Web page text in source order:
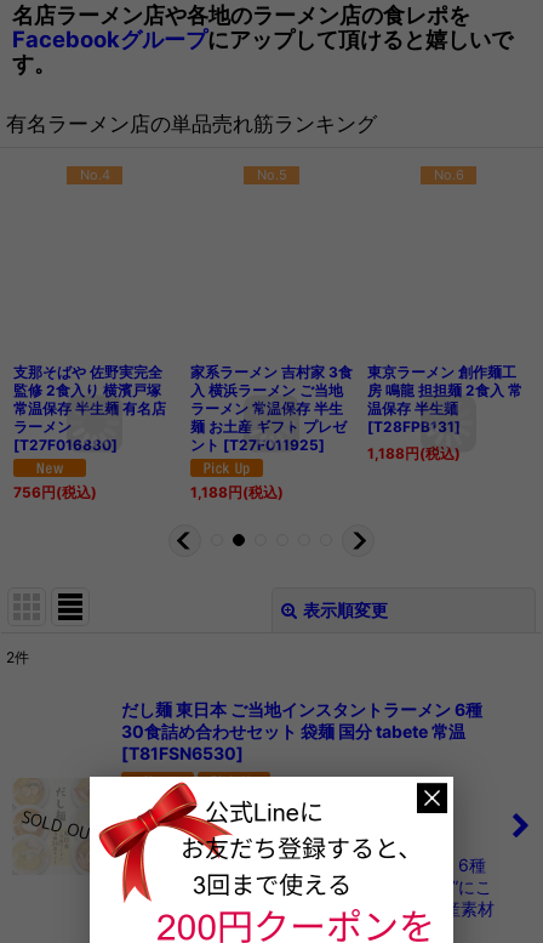
名店ラーメン店や各地のラーメン店の食レポを
Facebookグループにアップして頂けると嬉しいで
す。
有名ラーメン店の単品売れ筋ランキング
No.4
支那そばや 佐野実完全
監修 2食入り 横濱戸塚
常温保存 半生麺 有名店
ラーメン
[T27F016880]
756 円(税込)
No.5
家系ラーメン 吉村家 3食
入 横浜ラーメン ご当地
ラーメン 常温保存 半生
麺 お土産 ギフト プレゼ
ント [T27F011925]
1,188 円(税込)
No.6
東京ラーメン 創作麺工
房 鳴龍 担担麺 2食入 常
温保存 半生麺
[T28FPB131]
1,188 円(税込)
表示順変更
並び順
絞り込む
2件
だし麺 東日本 ご当地インスタントラーメン 6種
30食詰め合わせセット 袋麺 国分 tabete 常温
[T81FSN6530]
7,036円(税込)
在庫なし
だし麺 東日本 ご当地インスタントラーメン 6種
30食セット旅行気分で東日本の”だし"と"麺”にこ
だわりラーメンを楽しめるセットです。国産素材
でだしをとった風味豊かな即席めん「…